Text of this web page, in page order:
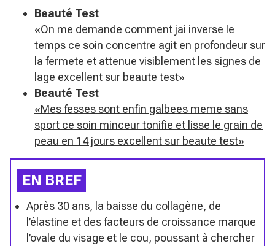
Beauté Test
«On me demande comment jai inverse le
temps ce soin concentre agit en profondeur sur
la fermete et attenue visiblement les signes de
lage excellent sur beaute test»
Beauté Test
«Mes fesses sont enfin galbees meme sans
sport ce soin minceur tonifie et lisse le grain de
peau en 14 jours excellent sur beaute test»
EN BREF
Après 30 ans, la baisse du collagène, de
l’élastine et des facteurs de croissance marque
l’ovale du visage et le cou, poussant à chercher